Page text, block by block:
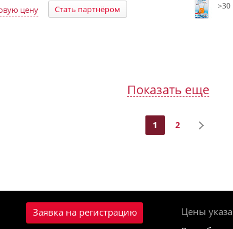
цену Стать партнёром >30
Показать еще
1 2
Заявка на регистрацию
Цены